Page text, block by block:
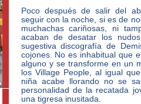
Poco después de salir del
seguir con la noche, si es de
muchachas cariñosas, ni
acaban de desatar los
sugestiva discografía de
cojones. No es inhabitual que
alguno y se transforme en un
los Village People, al igual
niña acabe llorando no se
personalidad de la recatada
una tigresa inusitada.